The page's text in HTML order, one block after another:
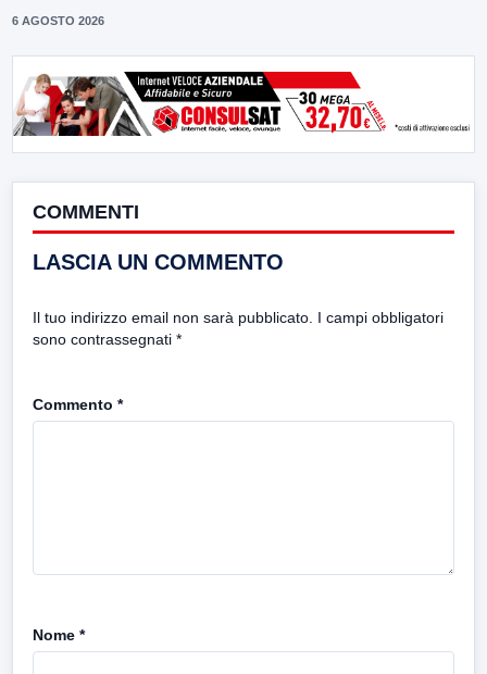
6 AGOSTO 2026
COMMENTI
LASCIA UN COMMENTO
Il tuo indirizzo email non sarà pubblicato. I campi obbligatori
sono contrassegnati *
Commento *
Nome *